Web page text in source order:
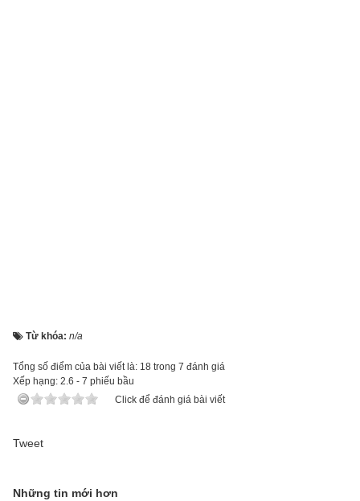
Từ khóa: n/a
Tổng số điểm của bài viết là: 18 trong 7 đánh giá
Xếp hạng: 2.6 - 7 phiếu bầu
Click để đánh giá bài viết
Tweet
Những tin mới hơn